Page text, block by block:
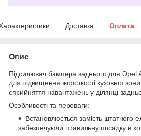
Доставка Оплата
Опис
Підсилювач бампера заднього для Opel
для підвищення жорсткості кузовної
сприйняття навантажень у ділянці
Особливості та переваги:
Встановлюється замість штатного
забезпечуючи правильну посадку в